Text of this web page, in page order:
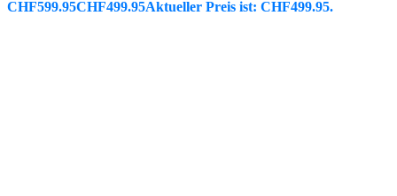
CHF599.95CHF499.95Aktueller Preis ist: CHF499.95.